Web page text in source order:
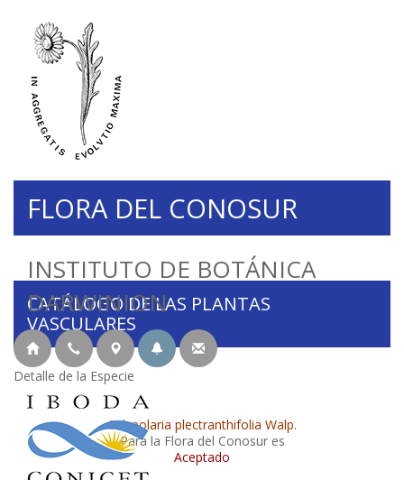
INSTITUTO DE BOTÁNICA
DARWINION
FLORA DEL CONOSUR
CATÁLOGO DE LAS PLANTAS
VASCULARES
Detalle de la Especie
Calceolaria plectranthifolia Walp.
Para la Flora del Conosur es
Aceptado